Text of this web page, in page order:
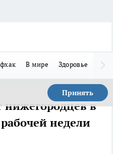
В мире Здоровье
Принять
нижегородцев в
недели